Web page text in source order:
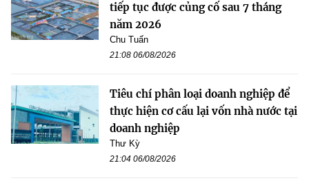
tiếp tục được củng cố sau 7 tháng
năm 2026
Chu Tuấn
21:08 06/08/2026
Tiêu chí phân loại doanh nghiệp để
thực hiện cơ cấu lại vốn nhà nước tại
doanh nghiệp
Thư Kỳ
21:04 06/08/2026